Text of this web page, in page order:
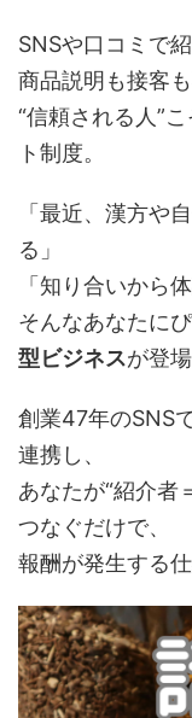
SNSや口コミで
商品説明も接客も
“信頼される人”
ト制度。
「最近、漢方や
る」
「知り合いから
そんなあなたにぴ
型ビジネスが登
創業47年のSNS
連携し、
あなたが“紹介者
つなぐだけで、
報酬が発生する仕